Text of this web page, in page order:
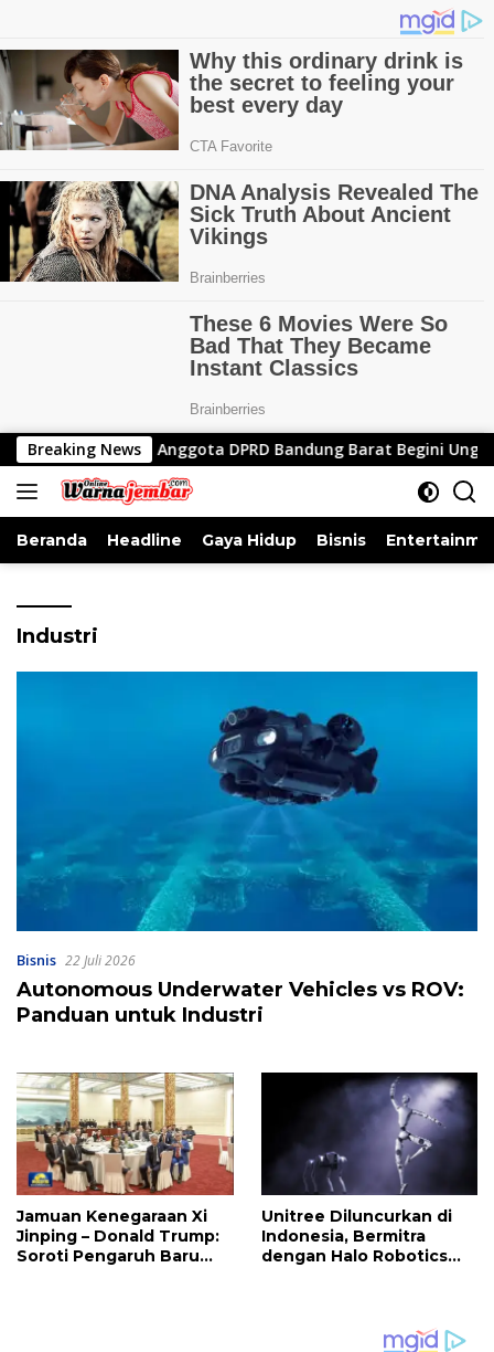
Langsung
ke
konten
Breaking News
Menjadi Anggota DPRD Bandung Barat Begini Ungkapannya
Beranda Headline Gaya Hidup Bisnis
Industri
Bisnis 22 Juli 2026
Autonomous Underwater Vehicles vs ROV:
Panduan untuk Industri
Jamuan Kenegaraan Xi
Jinping – Donald Trump:
Soroti Pengaruh Baru
Unitree Diluncurkan di
Indonesia, Bermitra
dengan Halo Robotics
dan Quadruped